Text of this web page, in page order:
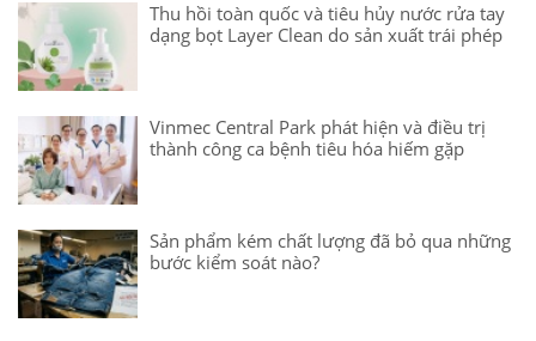
Thu hồi toàn quốc và tiêu hủy nước rửa tay
dạng bọt Layer Clean do sản xuất trái phép
Vinmec Central Park phát hiện và điều trị
thành công ca bệnh tiêu hóa hiếm gặp
Sản phẩm kém chất lượng đã bỏ qua những
bước kiểm soát nào?